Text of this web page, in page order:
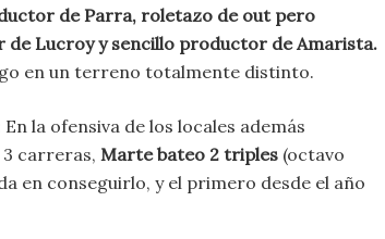
de Parra, roletazo de out pero
Lucroy y sencillo productor de Amarista.
en un terreno totalmente distinto.
la ofensiva de los locales además
carreras, Marte bateo 2 triples (octavo
en conseguirlo, y el primero desde el año